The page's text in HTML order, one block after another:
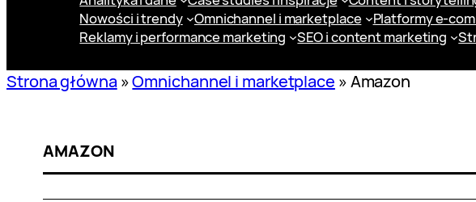
Nowości i trendy
Omnichannel i marketplace Platformy e-
Reklamy i performance marketing
SEO i content marketing
Strona główna »Omnichannel i marketplace »Amazon
AMAZON